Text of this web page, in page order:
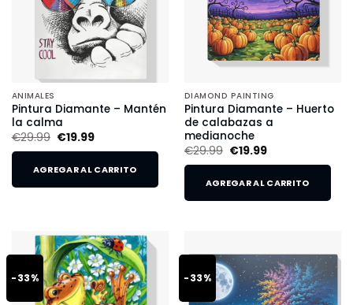
ANIMALES
Pintura Diamante – Mantén
la calma
€29.99 €19.99
AGREGAR AL CARRITO
DIAMOND PAINTING
Pintura Diamante – Huerto
de calabazas a
medianoche
€29.99 €19.99
AGREGAR AL CARRITO
-33% -33%